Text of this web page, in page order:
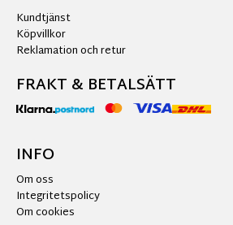
Kundtjänst
Köpvillkor
Reklamation och retur
FRAKT & BETALSÄTT
INFO
Om oss
Integritetspolicy
Om cookies